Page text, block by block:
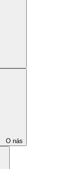
O nás